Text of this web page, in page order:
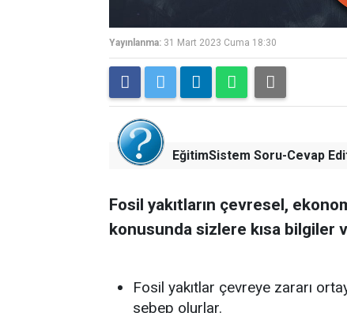
Yayınlanma: 31 Mart 2023 Cuma 18:30
EğitimSistem Soru-Cevap
Fosil yakıtların çevresel,
konusunda sizlere kısa bilgiler
Fosil yakıtlar çevreye zararı
sebep olurlar.